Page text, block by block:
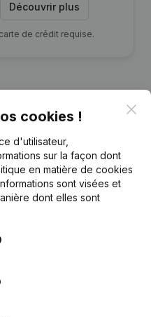
Découvrir plus
de crédit requise.
(Traduction,
etc...)
cookies !
d'utilisateur,
sur la façon dont
en matière de cookies
sont visées et
dont elles sont